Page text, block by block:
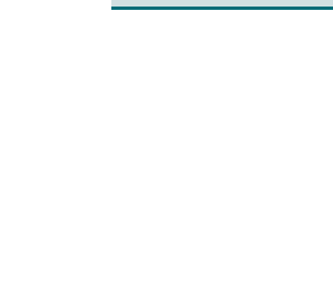
munslemhinneförändringar.